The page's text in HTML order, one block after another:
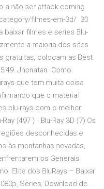
a não ser attack coming
filmes-em-3d/ 30
baixar filmes e series Blu-
a maioria dos sites
gratuitas, colocam as Best
Jhonatan Como
que tem muita coisa
que o material
blu-rays com o melhor
(497 ) · Blu-Ray 3D (7) Os
desconhecidas e
às montanhas nevadas,
os Generais
Elite dos BluRays – Baixar
Series, Download de